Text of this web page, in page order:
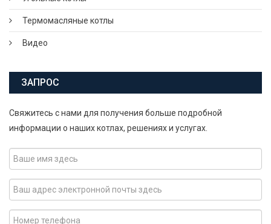
Термомасляные котлы
Видео
ЗАПРОС
Свяжитесь с нами для получения больше подробной
информации о наших котлах, решениях и услугах.